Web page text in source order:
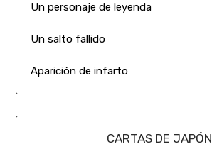
Un personaje de leyenda
Un salto fallido
Aparición de infarto
CARTAS DE JAPÓN